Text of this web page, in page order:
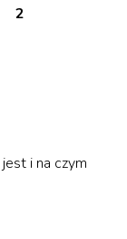
2
i na czym